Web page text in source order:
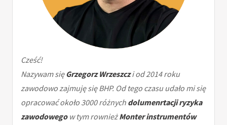
Cześć!
Nazywam sięGrzegorz Wrzeszczi od 2014 roku
zawodowo zajmuję się BHP. Od tego czasu udało mi się
opracować około 3000 różnych dolumenrtacji ryzyka
zawodowegow tym rownieżMonter instrumentów